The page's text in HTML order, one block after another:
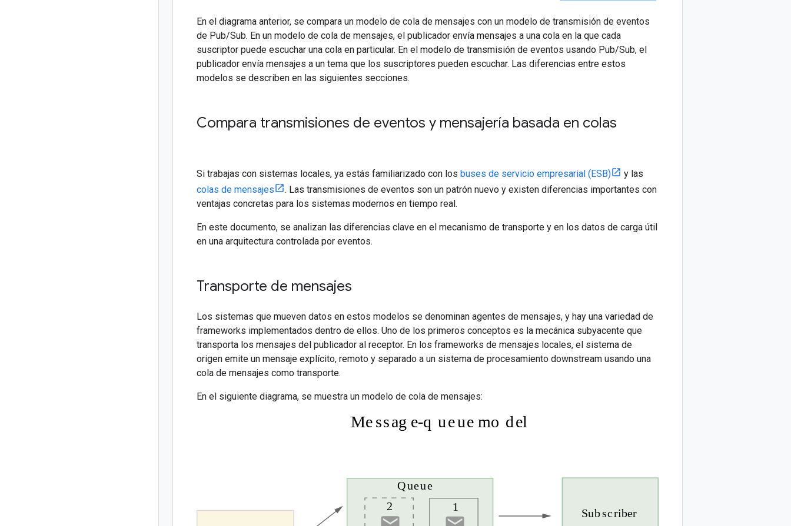
En el diagrama anterior, se compara un modelo de cola de mensajes con un modelo de transmisión de eventos
de Pub/Sub. En un modelo de cola de mensajes, el publicador envía mensajes a una cola en la que cada
suscriptor puede escuchar una cola en particular. En el modelo de transmisión de eventos usando Pub/Sub, el
publicador envía mensajes a un tema que los suscriptores pueden escuchar. Las diferencias entre estos
modelos se describen en las siguientes secciones.
Compara transmisiones de eventos y mensajería basada en colas
Si trabajas con sistemas locales, ya estás familiarizado con los buses de servicio empresarial (ESB)
y las
colas de mensajes
. Las transmisiones de eventos son un patrón nuevo y existen diferencias importantes con
ventajas concretas para los sistemas modernos en tiempo real.
En este documento, se analizan las diferencias clave en el mecanismo de transporte y en los datos de carga útil
en una arquitectura controlada por eventos.
Transporte de mensajes
Los sistemas que mueven datos en estos modelos se denominan agentes de mensajes, y hay una variedad de
frameworks implementados dentro de ellos. Uno de los primeros conceptos es la mecánica subyacente que
transporta los mensajes del publicador al receptor. En los frameworks de mensajes locales, el sistema de
origen emite un mensaje explícito, remoto y separado a un sistema de procesamiento downstream usando una
cola de mensajes como transporte.
En el siguiente diagrama, se muestra un modelo de cola de mensajes: